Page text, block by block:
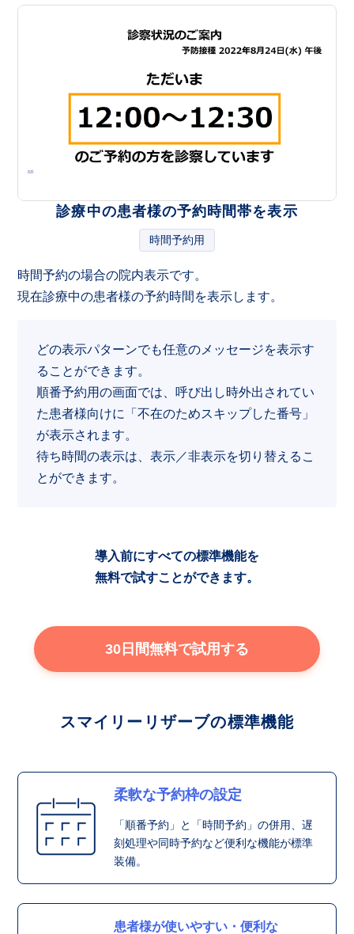
診療中の患者様の予約時間帯を表示
時間予約用
時間予約の場合の院内表示です。
現在診療中の患者様の予約時間を表示します。
どの表示パターンでも任意のメッセージを表示す
ることができます。
順番予約用の画面では、呼び出し時外出されてい
た患者様向けに「不在のためスキップした番号」
が表示されます。
待ち時間の表示は、表示／非表示を切り替えるこ
とができます。
導入前にすべての標準機能を
無料で試すことができます。
30日間無料で試用する
スマイリーリザーブの標準機能
柔軟な予約枠の設定
「順番予約」と「時間予約」の併用、遅
刻処理や同時予約など便利な機能が標準
装備。
患者様が使いやすい・便利な